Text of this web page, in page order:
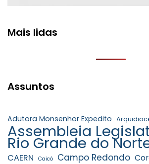
Mais lidas
Assuntos
Adutora Monsenhor Expedito
Assembleia
Rio Grande do
CAERN Caicó Campo Redondo